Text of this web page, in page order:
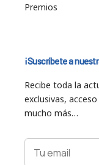
Premios
¡Suscríbete a
Recibe toda la
exclusivas,
mucho más…